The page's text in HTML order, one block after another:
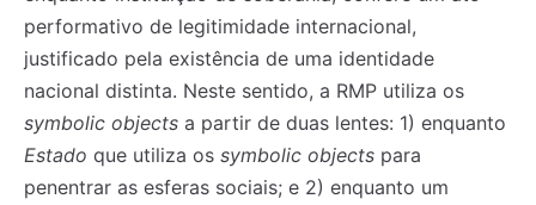
performativo de legitimidade internacional,
justificado pela existência de uma identidade
nacional distinta. Neste sentido, a RMP utiliza os
symbolic objects a partir de duas lentes: 1) enquanto
Estado que utiliza os symbolic objects para
penentrar as esferas sociais; e 2) enquanto um